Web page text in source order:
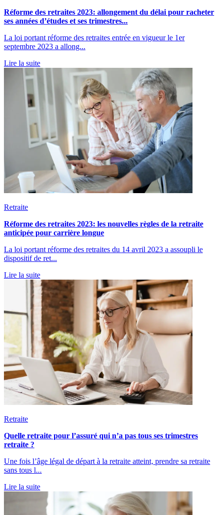
Réforme des retraites 2023: allongement du délai pour racheter
ses années d’études et ses trimestres...
La loi portant réforme des retraites entrée en vigueur le 1er
septembre 2023 a allong...
Lire la suite
Retraite
Réforme des retraites 2023: les nouvelles règles de la retraite
anticipée pour carrière longue
La loi portant réforme des retraites du 14 avril 2023 a assoupli le
dispositif de ret...
Lire la suite
Retraite
Quelle retraite pour l’assuré qui n’a pas tous ses trimestres
retraite ?
Une fois l’âge légal de départ à la retraite atteint, prendre sa retraite
sans tous l...
Lire la suite